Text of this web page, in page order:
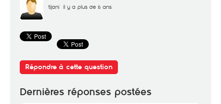
tijani il y a plus de 6 ans
Répondre à cette question
Dernières réponses postées